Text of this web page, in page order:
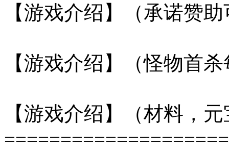
【游戏介绍】（承诺赞
【游戏介绍】（怪物首
【游戏介绍】（材料，